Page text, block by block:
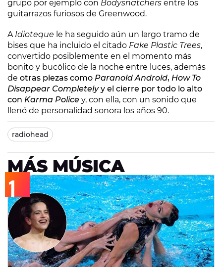
grupo por ejemplo con Bodysnatchers entre los
guitarrazos furiosos de Greenwood.
A Idioteque le ha seguido aún un largo tramo de
bises que ha incluido el citado Fake Plastic Trees,
convertido posiblemente en el momento más
bonito y bucólico de la noche entre luces, además
de otras piezas como Paranoid Android, How To
Disappear Completelyy el cierre por todo lo alto
con Karma Police y, con ella, con un sonido que
llenó de personalidad sonora los años 90.
radiohead
MÁS MÚSICA